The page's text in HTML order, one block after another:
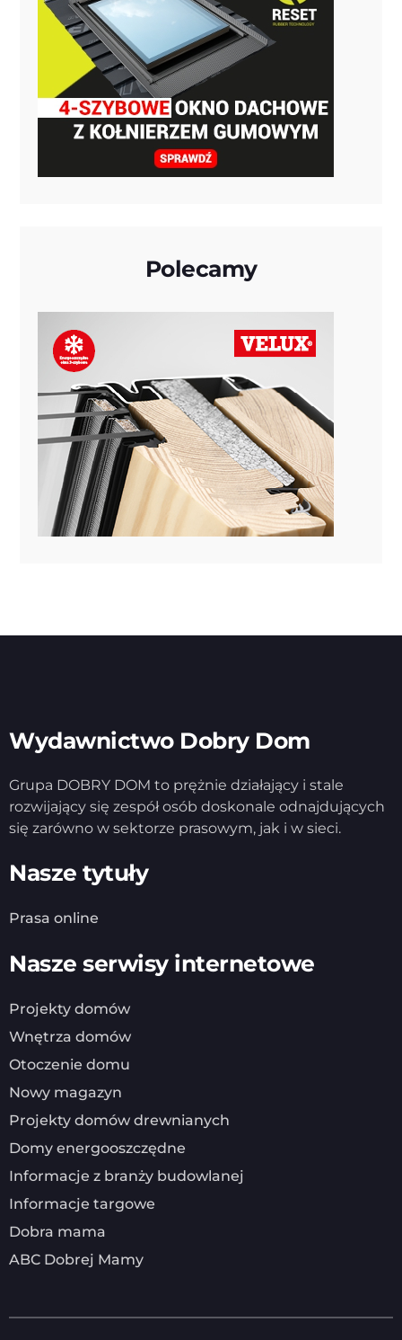
Polecamy
Wydawnictwo Dobry Dom
Grupa DOBRY DOM to prężnie działający i stale
rozwijający się zespół osób doskonale odnajdujących
się zarówno w sektorze prasowym, jak i w sieci.
Nasze tytuły
Prasa online
Nasze serwisy internetowe
Projekty domów
Wnętrza domów
Otoczenie domu
Nowy magazyn
Projekty domów drewnianych
Domy energooszczędne
Informacje z branży budowlanej
Informacje targowe
Dobra mama
ABC Dobrej Mamy